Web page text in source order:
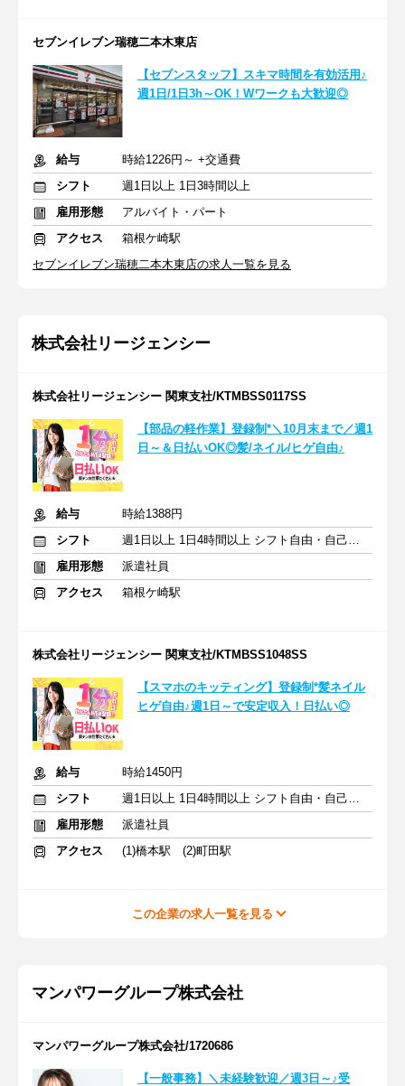
セブンイレブン瑞穂二本木東店
【セブンスタッフ】スキマ時間を有効活用♪
週1日/1日3h～OK！Wワークも大歓迎◎
給与
時給1226円～ +交通費
シフト
週1日以上 1日3時間以上
雇用形態
アルバイト・パート
アクセス
箱根ケ崎駅
セブンイレブン瑞穂二本木東店の求人一覧を見る
株式会社リージェンシー
株式会社リージェンシー 関東支社/KTMBSS0117SS
【部品の軽作業】登録制*＼10月末まで／週1
日～＆日払いOK◎髪/ネイル/ヒゲ自由♪
給与
時給1388円
シフト
週1日以上 1日4時間以上 シフト自由・自己申告
雇用形態
派遣社員
アクセス
箱根ケ崎駅
株式会社リージェンシー 関東支社/KTMBSS1048SS
【スマホのキッティング】登録制*髪ネイル
ヒゲ自由♪週1日～で安定収入！日払い◎
給与
時給1450円
シフト
週1日以上 1日4時間以上 シフト自由・自己申告
雇用形態
派遣社員
アクセス
(1)橋本駅 (2)町田駅
この企業の求人一覧を見る
マンパワーグループ株式会社
マンパワーグループ株式会社/1720686
【一般事務】＼未経験歓迎／週3日～♪受